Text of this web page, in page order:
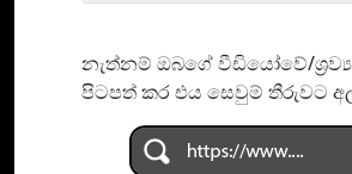
නැත්නම් ඔබගේ වීඩියෝවේ/
පිටපත් කර එය සෙවුම් තීරුවට